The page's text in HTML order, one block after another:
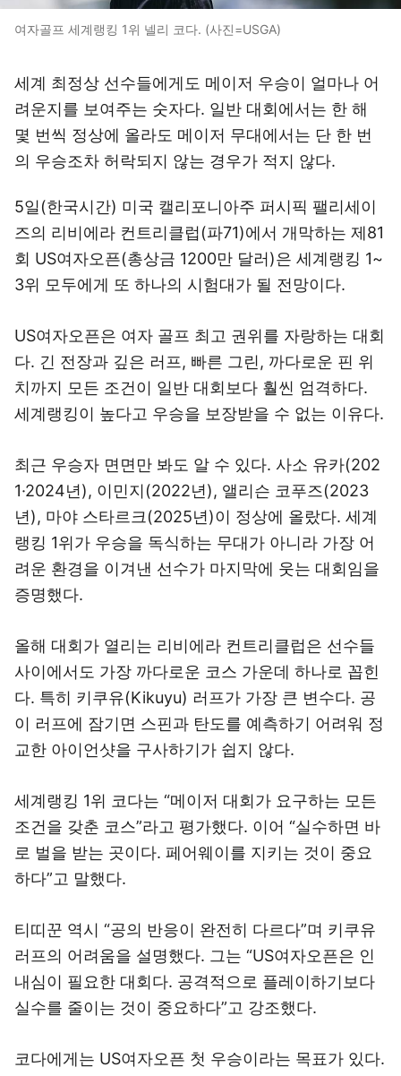
여자골프 세계랭킹 1위 넬리 코다. (사진=USGA)
세계 최정상 선수들에게도 메이저 우승이 얼마나 어
려운지를 보여주는 숫자다. 일반 대회에서는 한 해
몇 번씩 정상에 올라도 메이저 무대에서는 단 한 번
의 우승조차 허락되지 않는 경우가 적지 않다.
5일(한국시간) 미국 캘리포니아주 퍼시픽 팰리세이
즈의 리비에라 컨트리클럽(파71)에서 개막하는 제81
회 US여자오픈(총상금 1200만 달러)은 세계랭킹 1~
3위 모두에게 또 하나의 시험대가 될 전망이다.
US여자오픈은 여자 골프 최고 권위를 자랑하는 대회
다. 긴 전장과 깊은 러프, 빠른 그린, 까다로운 핀 위
치까지 모든 조건이 일반 대회보다 훨씬 엄격하다.
세계랭킹이 높다고 우승을 보장받을 수 없는 이유다.
최근 우승자 면면만 봐도 알 수 있다. 사소 유카(202
1·2024년), 이민지(2022년), 앨리슨 코푸즈(2023
년), 마야 스타르크(2025년)이 정상에 올랐다. 세계
랭킹 1위가 우승을 독식하는 무대가 아니라 가장 어
려운 환경을 이겨낸 선수가 마지막에 웃는 대회임을
증명했다.
올해 대회가 열리는 리비에라 컨트리클럽은 선수들
사이에서도 가장 까다로운 코스 가운데 하나로 꼽힌
다. 특히 키쿠유(Kikuyu) 러프가 가장 큰 변수다. 공
이 러프에 잠기면 스핀과 탄도를 예측하기 어려워 정
교한 아이언샷을 구사하기가 쉽지 않다.
세계랭킹 1위 코다는 “메이저 대회가 요구하는 모든
조건을 갖춘 코스”라고 평가했다. 이어 “실수하면 바
로 벌을 받는 곳이다. 페어웨이를 지키는 것이 중요
하다”고 말했다.
티띠꾼 역시 “공의 반응이 완전히 다르다”며 키쿠유
러프의 어려움을 설명했다. 그는 “US여자오픈은 인
내심이 필요한 대회다. 공격적으로 플레이하기보다
실수를 줄이는 것이 중요하다”고 강조했다.
코다에게는 US여자오픈 첫 우승이라는 목표가 있다.